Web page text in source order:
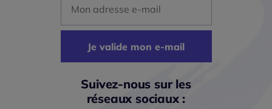
Je valide mon e-mail
Suivez-nous sur les
réseaux sociaux :